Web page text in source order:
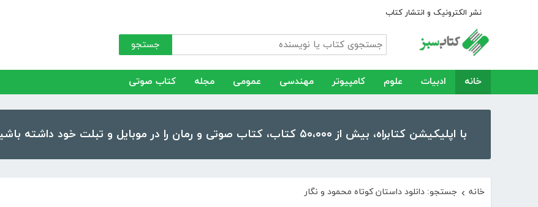
نشر الکترونیک و انتشار کتاب
جستجو
خانه ادبیات علوم کامپیوتر مهندسی عمومی مجله کتاب صوتی
با اپلیکیشن کتابراه، بیش از ۵۰،۰۰۰ کتاب، کتاب صوتی و رمان را در موبایل و تبلت خود داشته باشید!
خانه › جستجو: دانلود داستان کوتاه محمود و نگار